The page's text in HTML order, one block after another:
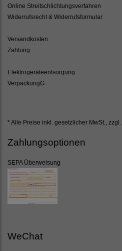
Online Streitschlichtungsverfahren
Widerrufsrecht & Widerrufsformular
Versandkosten
Zahlung
Elektrogeräteentsorgung
VerpackungG
* Alle Preise inkl. gesetzlicher MwSt., zzgl.
Zahlungsoptionen
SEPA Überweisung
WeChat